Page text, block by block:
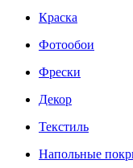
Краска
Фотообои
Фрески
Декор
Текстиль
Напольные